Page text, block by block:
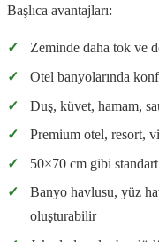
Başlıca avantajları:
✓
Zeminde daha tok ve
✓
Otel banyolarında
✓
Duş, küvet, hamam,
✓
Premium otel, resort,
✓
50×70 cm gibi
✓
Banyo havlusu, yüz
oluşturabilir